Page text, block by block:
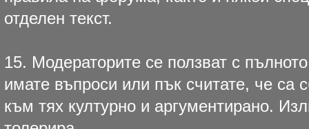
отделен текст.
15. Модераторите се ползват с
имате въпроси или пък считате, че са
към тях културно и аргументирано.